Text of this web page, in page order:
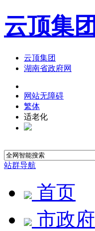
云顶集团
云顶集团
湖南省政府网
网站无障碍
繁体
适老化
站群导航
首页
市政府